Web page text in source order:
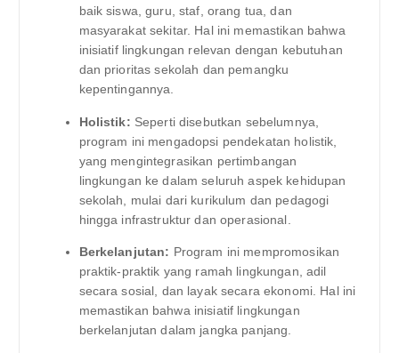
baik siswa, guru, staf, orang tua, dan
masyarakat sekitar. Hal ini memastikan bahwa
inisiatif lingkungan relevan dengan kebutuhan
dan prioritas sekolah dan pemangku
kepentingannya.
Holistik: Seperti disebutkan sebelumnya,
program ini mengadopsi pendekatan holistik,
yang mengintegrasikan pertimbangan
lingkungan ke dalam seluruh aspek kehidupan
sekolah, mulai dari kurikulum dan pedagogi
hingga infrastruktur dan operasional.
Berkelanjutan: Program ini mempromosikan
praktik-praktik yang ramah lingkungan, adil
secara sosial, dan layak secara ekonomi. Hal ini
memastikan bahwa inisiatif lingkungan
berkelanjutan dalam jangka panjang.